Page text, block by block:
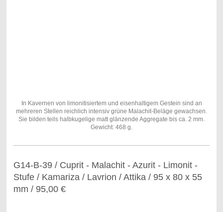
In Kavernen von limonitisiertem und eisenhaltigem Gestein sind an
mehreren Stellen reichlich intensiv grüne Malachit-Beläge gewachsen.
Sie bilden teils halbkugelige matt glänzende Aggregate bis ca. 2 mm.
Gewicht: 468 g.
G14-B-39 / Cuprit - Malachit - Azurit - Limonit -
Stufe / Kamariza / Lavrion / Attika / 95 x 80 x 55
mm / 95,00 €